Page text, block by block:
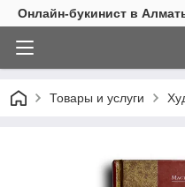
Онлайн-букинист в
Товары и услуги